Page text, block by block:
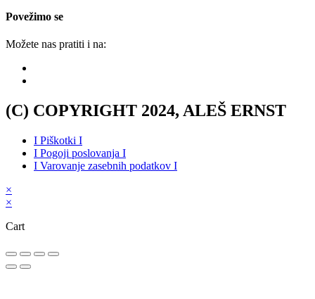
Povežimo se
Možete nas pratiti i na:
(C) COPYRIGHT 2024, ALEŠ ERNST
I Piškotki I
I Pogoji poslovanja I
I Varovanje zasebnih podatkov I
×
×
Cart